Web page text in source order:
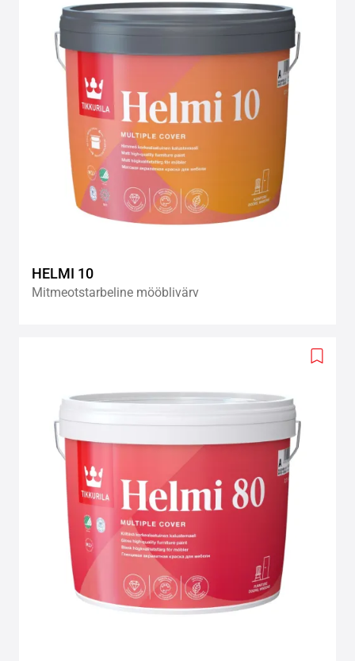
HELMI 10
Mitmeotstarbeline mööblivärv
Add